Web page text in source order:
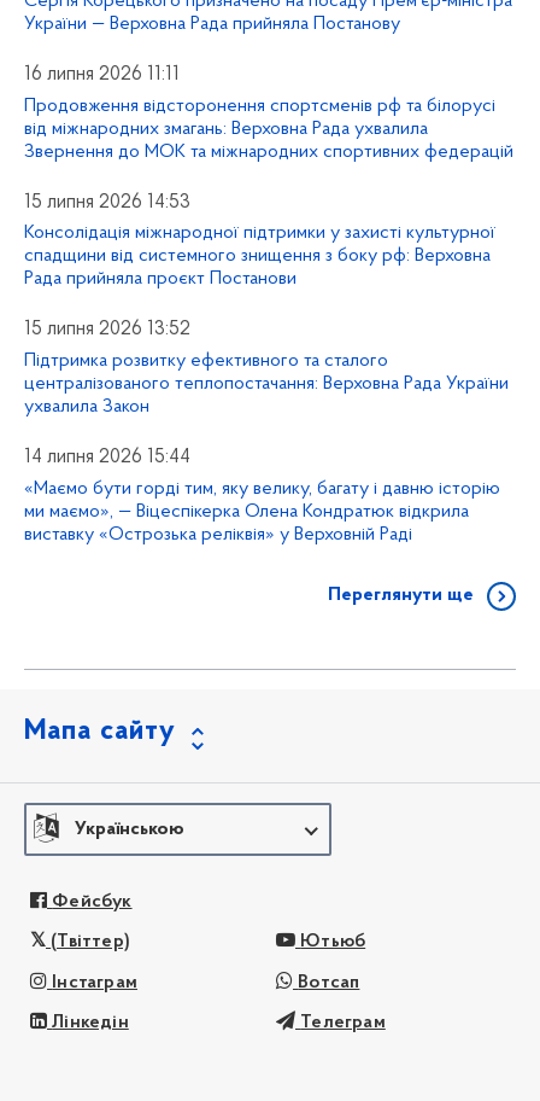
України — Верховна Рада прийняла Постанову
16 липня 2026 11:11
Продовження відсторонення спортсменів рф та білорусі
від міжнародних змагань: Верховна Рада ухвалила
Звернення до МОК та міжнародних спортивних федерацій
15 липня 2026 14:53
Консолідація міжнародної підтримки у захисті культурної
спадщини від системного знищення з боку рф: Верховна
Рада прийняла проєкт Постанови
15 липня 2026 13:52
Підтримка розвитку ефективного та сталого
централізованого теплопостачання: Верховна Рада України
ухвалила Закон
14 липня 2026 15:44
«Маємо бути горді тим, яку велику, багату і давню історію
ми маємо», — Віцеспікерка Олена Кондратюк відкрила
виставку «Острозька реліквія» у Верховній Раді
Переглянути ще
Мапа сайту
Українською
Фейсбук
(Твіттер) Ютьюб
Інстаграм Вотсап
Лінкедін Телеграм